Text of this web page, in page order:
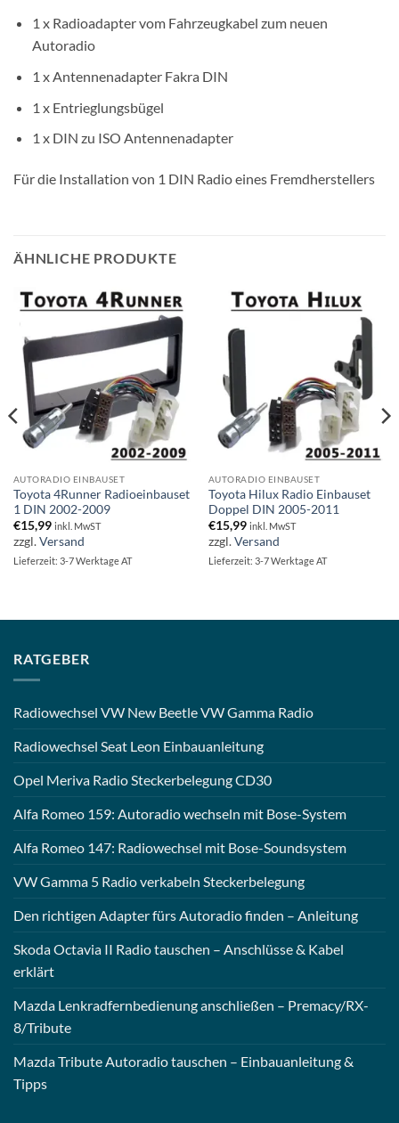
1 x Radioadapter vom Fahrzeugkabel zum neuen
Autoradio
1 x Antennenadapter Fakra DIN
1 x Entrieglungsbügel
1 x DIN zu ISO Antennenadapter
Für die Installation von 1 DIN Radio eines Fremdherstellers
ÄHNLICHE PRODUKTE
AUTORADIO EINBAUSET
Toyota 4Runner Radioeinbauset
1 DIN 2002-2009
€15,99 inkl. MwST
zzgl.Versand
Lieferzeit: 3-7 Werktage AT
AUTORADIO EINBAUSET
Toyota Hilux Radio Einbauset
Doppel DIN 2005-2011
€15,99 inkl. MwST
zzgl.Versand
Lieferzeit: 3-7 Werktage AT
RATGEBER
Radiowechsel VW New Beetle VW Gamma Radio
Radiowechsel Seat Leon Einbauanleitung
Opel Meriva Radio Steckerbelegung CD30
Alfa Romeo 159: Autoradio wechseln mit Bose-System
Alfa Romeo 147: Radiowechsel mit Bose-Soundsystem
VW Gamma 5 Radio verkabeln Steckerbelegung
Den richtigen Adapter fürs Autoradio finden – Anleitung
Skoda Octavia II Radio tauschen – Anschlüsse & Kabel
erklärt
Mazda Lenkradfernbedienung anschließen – Premacy/RX-
8/Tribute
Mazda Tribute Autoradio tauschen – Einbauanleitung &
Tipps